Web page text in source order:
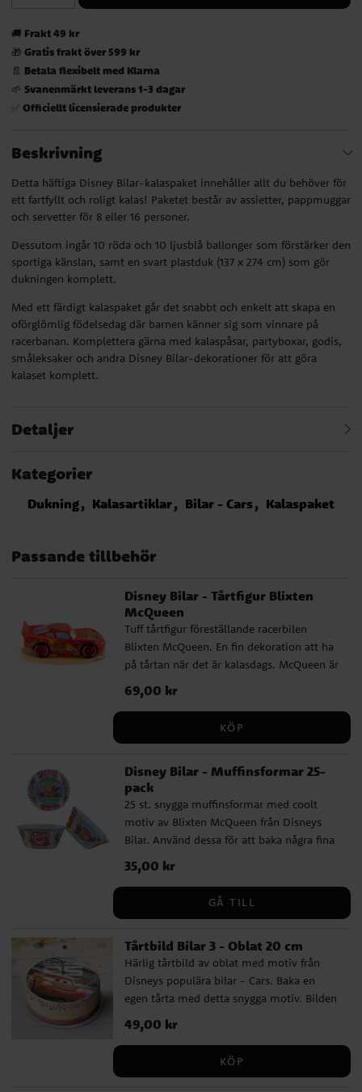
🚚 Frakt 49 kr
🎁 Gratis frakt över 599 kr
📄 Betala flexibelt med Klarna
🌱 Svanenmärkt leverans 1-3 dagar
✅ Officiellt licensierade produkter
Beskrivning
Detta häftiga Disney Bilar-kalaspaket innehåller allt du behöver för
ett fartfyllt och roligt kalas! Paketet består av assietter, pappmuggar
och servetter för 8 eller 16 personer.
Dessutom ingår 10 röda och 10 ljusblå ballonger som förstärker den
sportiga känslan, samt en svart plastduk (137 x 274 cm) som gör
dukningen komplett.
Med ett färdigt kalaspaket går det snabbt och enkelt att skapa en
oförglömlig födelsedag där barnen känner sig som vinnare på
racerbanan. Komplettera gärna med kalaspåsar, partyboxar, godis,
småleksaker och andra Disney Bilar-dekorationer för att göra
kalaset komplett.
Detaljer
Kategorier
Dukning Kalasartiklar Bilar - Cars Kalaspaket
Passande tillbehör
Disney Bilar - Tårtfigur Blixten
McQueen
Tuff tårtfigur föreställande racerbilen
Blixten McQueen. En fin dekoration att ha
på tårtan när det är kalasdags. McQueen är
ca 7 x 4 cm stor.
Pris :69,00 kr
69,00 kr
KÖP
Disney Bilar - Muffinsformar 25-
pack
25 st. snygga muffinsformar med coolt
motiv av Blixten McQueen från Disneys
Bilar. Använd dessa för att baka några fina
muffins till kalaset. Muffinsformarna är ca
5 cm i botten.
Pris:35,00 kr
35,00 kr
GÅ TILL
Tårtbild Bilar 3 - Oblat 20 cm
Härlig tårtbild av oblat med motiv från
Disneys populära bilar - Cars. Baka en
egen tårta med detta snygga motiv. Bilden
är 20 cm i diameter är enkel att använda.
Tårtbilder av oblat är gluten- och
Passar för vegetarianer.
Pris :49,00 kr
49,00 kr
KÖP